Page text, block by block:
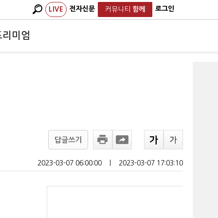
LIVE 전자신문 커뮤니티 함께 로그인
리미엄
답글쓰기
2023-03-07 06:00:00 2023-03-07 17:03:10